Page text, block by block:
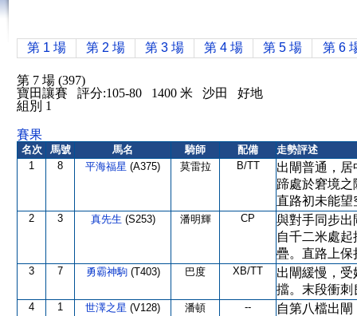
第 1 場 第 2 場 第 3 場 第 4 場 第 5 場 第 6
第 7 場 (397)
寶田讓賽 評分:105-80 1400 米 沙田 好地
組別 1
賽果
名次 馬號 馬名 騎師 配備
走勢評述
1
8 平海福星 (A375) 莫雷拉 B/TT
出閘普通，
蹄處於窘境
直路初未能望
2 3 真先生 (S253) 潘明輝 CP
與對手同步出
自千二米處
疊。直路上保
3 7 勇霸神駒 (T403) 巴度 XB/TT
出閘緩慢，
擋。末段衝刺
4 1 世澤之星 (V128) 潘頓 --
自第八檔出